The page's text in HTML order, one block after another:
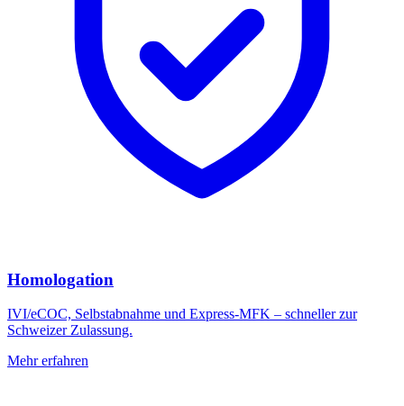
Homologation
IVI/eCOC, Selbstabnahme und Express-MFK – schneller zur
Schweizer Zulassung.
Mehr erfahren